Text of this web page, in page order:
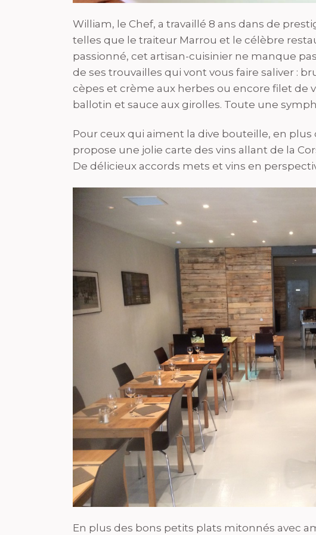
William, le Chef, a travaillé 8 ans dans de
telles que le traiteur Marrou et le célèbre
passionné, cet artisan-cuisinier ne manque
de ses trouvailles qui vont vous faire saliver :
cèpes et crème aux herbes ou encore filet de
ballotin et sauce aux girolles. Toute une
Pour ceux qui aiment la dive bouteille, en
propose une jolie carte des vins allant de la
De délicieux accords mets et vins en
En plus des bons petits plats mitonnés avec